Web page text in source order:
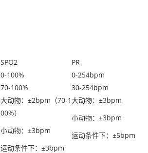
SPO2
PR
0-100%
0-254bpm
70-100%
30-254bpm
大动物：±2bpm（70-1
00%）
小动物：±3bpm
运动条件下：±3bpm
大动物：±3bpm
小动物：±3bpm
运动条件下：±5bpm